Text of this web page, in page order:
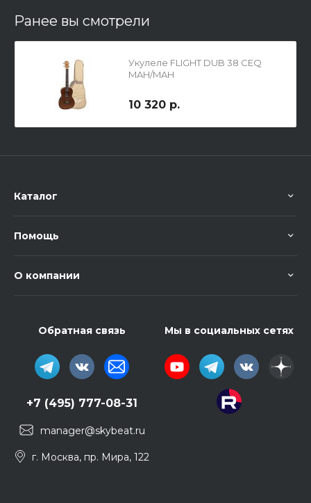
Ранее вы смотрели
Укулеле FLIGHT DUB 38 CEQ
MAH/MAH
10 320 р.
Каталог
Помощь
О компании
Обратная связь
+7 (495) 777-08-31
manager@skybeat.ru
г. Москва, пр. Мира, 122
Мы в социальных сетях